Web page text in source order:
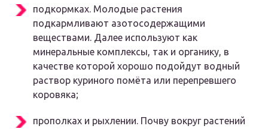
подкормках. Молодые растения
подкармливают азотосодержащими
веществами. Далее используют как
минеральные комплексы, так и органику, в
качестве которой хорошо подойдут водный
раствор куриного помёта или перепревшего
коровяка;
прополках и рыхлении. Почву вокруг растений